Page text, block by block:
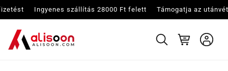
Ugrás a
tartalomhoz
Ingyenes szállítás 28000 Ft felett Támogatja az utánvétes fizetést
Kosár